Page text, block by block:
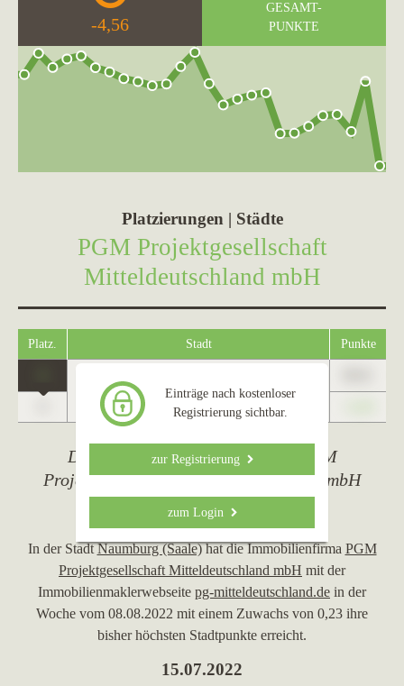
-4,56
GESAMT-
PUNKTE
Platzierungen | Städte
PGM Projektgesellschaft
Mitteldeutschland mbH
Platz. Stadt Punkte
Naumburg (Saale)
Einträge nach kostenloser
Registrierung sichtbar.
zur Registrierung
zum Login
Die wichtigsten Ereignisse von PGM
Projektgesellschaft Mitteldeutschland mbH
08.08.2022
In der StadtNaumburg (Saale)hat die Immobilienfirma PGM
Projektgesellschaft Mitteldeutschland mbH mit der
Immobilienmaklerwebseite pg-mitteldeutschland.de in der
Woche vom 08.08.2022 mit einem Zuwachs von 0,23 ihre
bisher höchsten Stadtpunkte erreicht.
15.07.2022